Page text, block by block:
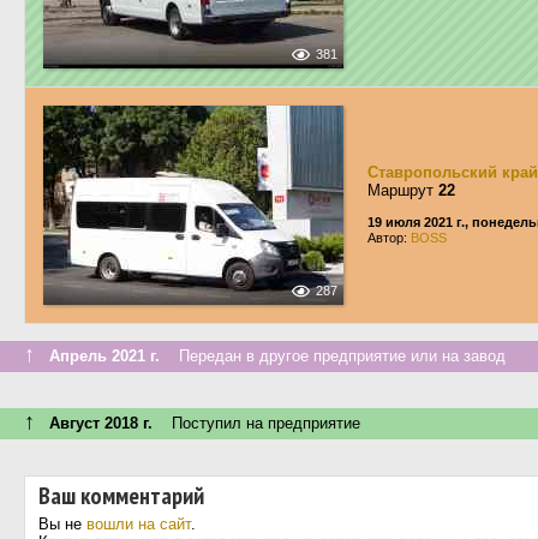
381
287
Ставропольский край
Маршрут 22
19 июля 2021 г.,
Автор: BOSS
↑ Апрель 2021 г. Передан в другое предприятие или на завод
↑ Август 2018 г. Поступил на предприятие
Ваш комментарий
Вы не вошли на сайт.